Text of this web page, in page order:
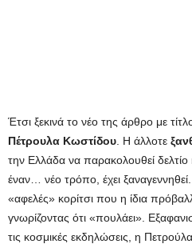
Έτσι ξεκινά το νέο της άρθρο με
Πέτρουλα Κωστίδου . Η άλλοτε
την Ελλάδα να παρακολουθεί
έναν… νέο τρόπο, έχει
«αφελές» κορίτσι που η ίδια
γνωρίζοντας ότι «πουλάει».
τις κοσμικές εκδηλώσεις, η